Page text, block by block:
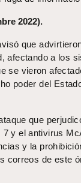
2022).
que
afectando a los
se vieron
poder del
que
7 y el antivirus
y la
correos de este